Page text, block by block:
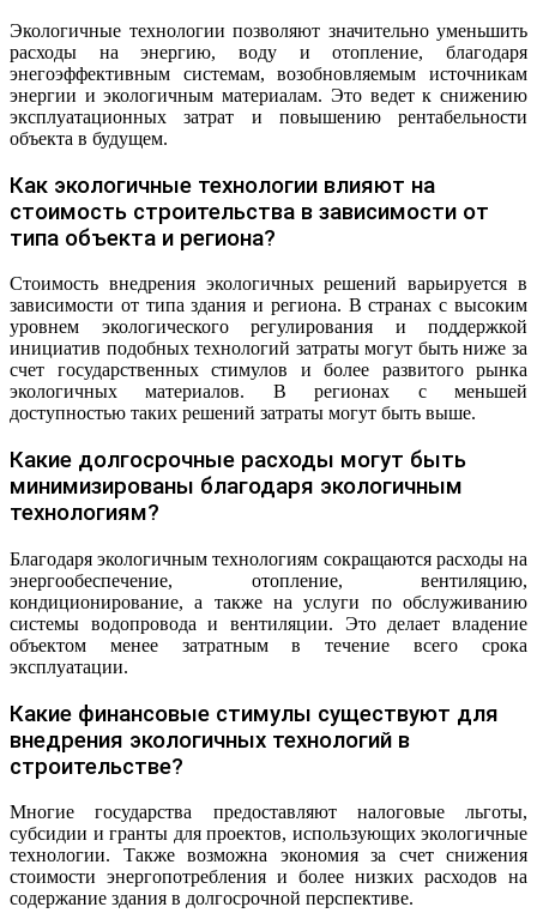
Экологичные технологии позволяют значительно уменьшить
расходы на энергию, воду и отопление, благодаря
энегоэффективным системам, возобновляемым источникам
энергии и экологичным материалам. Это ведет к снижению
эксплуатационных затрат и повышению рентабельности
объекта в будущем.
Как экологичные технологии влияют на
стоимость строительства в зависимости от
типа объекта и региона?
Стоимость внедрения экологичных решений варьируется в
зависимости от типа здания и региона. В странах с высоким
уровнем экологического регулирования и поддержкой
инициатив подобных технологий затраты могут быть ниже за
счет государственных стимулов и более развитого рынка
экологичных материалов. В регионах с меньшей
доступностью таких решений затраты могут быть выше.
Какие долгосрочные расходы могут быть
минимизированы благодаря экологичным
технологиям?
Благодаря экологичным технологиям сокращаются расходы на
энергообеспечение, отопление, вентиляцию,
кондиционирование, а также на услуги по обслуживанию
системы водопровода и вентиляции. Это делает владение
объектом менее затратным в течение всего срока
эксплуатации.
Какие финансовые стимулы существуют для
внедрения экологичных технологий в
строительстве?
Многие государства предоставляют налоговые льготы,
субсидии и гранты для проектов, использующих экологичные
технологии. Также возможна экономия за счет снижения
стоимости энергопотребления и более низких расходов на
содержание здания в долгосрочной перспективе.